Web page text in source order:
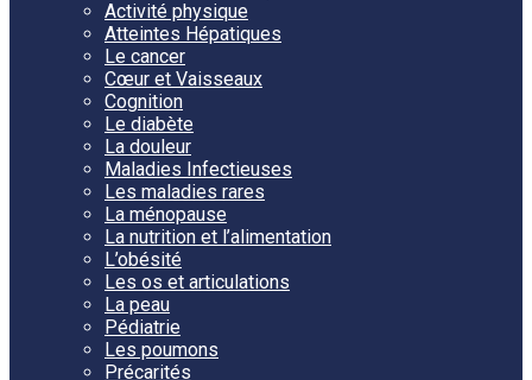
Activité physique
Atteintes Hépatiques
Le cancer
Cœur et Vaisseaux
Cognition
Le diabète
La douleur
Maladies Infectieuses
Les maladies rares
La ménopause
La nutrition et l’alimentation
L’obésité
Les os et articulations
La peau
Pédiatrie
Les poumons
Précarités